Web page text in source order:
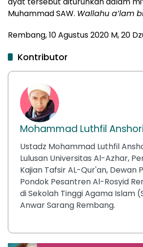
Muhammad SAW. Wallahu a’lam
Rembang, 10 Agustus 2020 M, 20
Kontributor
Mohammad Luthfil Anshori
Ustadz Mohammad Luthfil
Lulusan Universitas Al-Azhar,
Kajian Tafsir AL-Qur'an, Dewan
Pondok Pesantren Al-Rosyid
di Sekolah Tinggi Agama Islam
Anwar Sarang Rembang.